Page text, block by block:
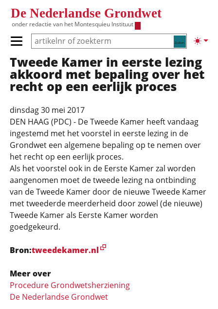
De Nederlandse Grondwet
onder redactie van het Montesquieu Instituut
Zoeken
Primair menu tonen/verbergen
Hoofdnavigatie
Tweede Kamer in eerste lezing
akkoord met bepaling over het
recht op een eerlijk proces
dinsdag 30 mei 2017
DEN HAAG (PDC) - De Tweede Kamer heeft vandaag
ingestemd met het voorstel in eerste lezing in de
Grondwet een algemene bepaling op te nemen over
het recht op een eerlijk proces.
Als het voorstel ook in de Eerste Kamer zal worden
aangenomen moet de tweede lezing na ontbinding
van de Tweede Kamer door de nieuwe Tweede Kamer
met tweederde meerderheid door zowel (de nieuwe)
Tweede Kamer als Eerste Kamer worden
goedgekeurd.
Bron:tweedekamer.nl
Meer over
Procedure Grondwetsherziening
De Nederlandse Grondwet